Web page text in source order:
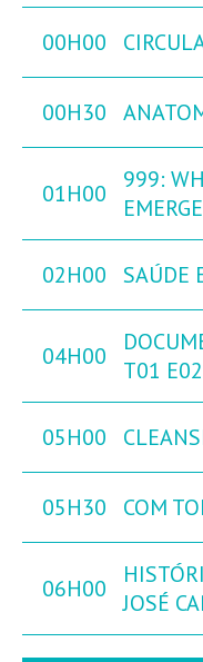
00H00
00H30
01H00
999:
02H00 SAÚDE
04H00
T01 E02
05H00
05H30 COM
06H00
JOSÉ